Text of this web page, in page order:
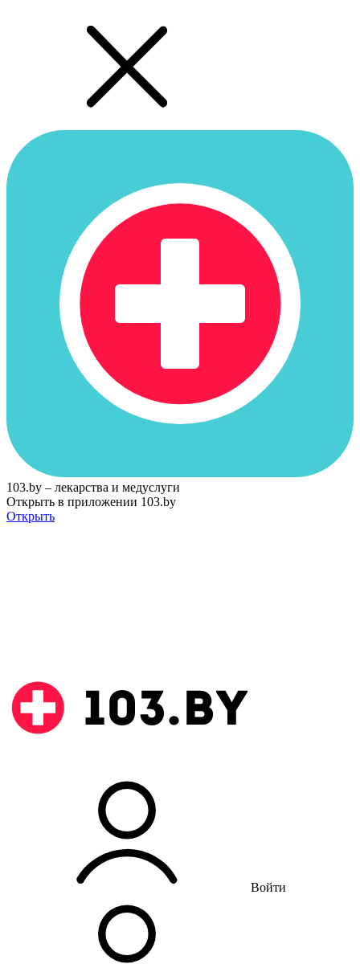
103.by – лекарства и медуслуги
Открыть в приложении 103.by
Открыть
Войти